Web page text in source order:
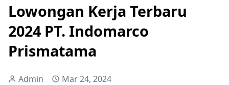
Lowongan Kerja Terbaru
2024 PT. Indomarco
Prismatama
Admin Mar 24, 2024